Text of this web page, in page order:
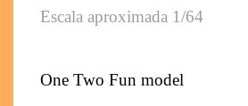
Escala aproximada 1/64
One Two Fun model